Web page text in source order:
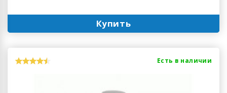
Купить
Есть в наличии